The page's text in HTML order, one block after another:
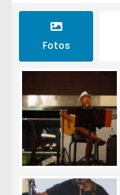
Fotos